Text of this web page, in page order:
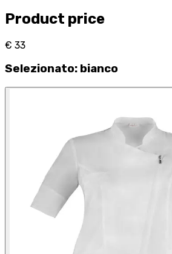
Product price
€ 33
Selezionato: bianco